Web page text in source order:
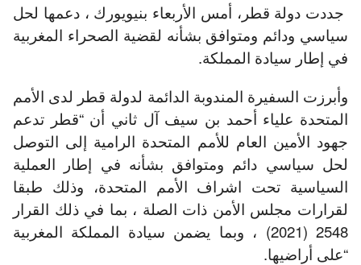
جددت دولة قطر، أمس الأربعاء بنيويورك ، دعمها لحل
سياسي ودائم ومتوافق بشأنه لقضية الصحراء المغربية
في إطار سيادة المملكة.
وأبرزت السفيرة المندوبة الدائمة لدولة قطر لدى الأمم
المتحدة علياء أحمد بن سيف آل ثاني أن “قطر تدعم
جهود الأمين العام للأمم المتحدة الرامية إلى التوصل
لحل سياسي دائم ومتوافق بشأنه في إطار العملية
السياسية تحت اشراف الأمم المتحدة، وذلك طبقا
لقرارات مجلس الأمن ذات الصلة ، بما في ذلك القرار
2548 (2021) ، وبما يضمن سيادة المملكة المغربية
“على أراضيها.